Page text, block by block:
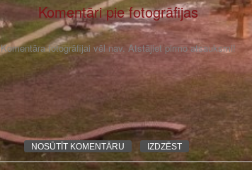
Komentāri pie fotogrāfijas
Komentāra fotogrāfijai vēl nav. Atstājiet pirmo atsauksmi!